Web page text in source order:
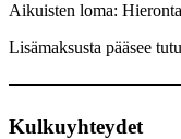
Aikuisten loma:
Lisämaksusta pääsee
Kulkuyhteydet